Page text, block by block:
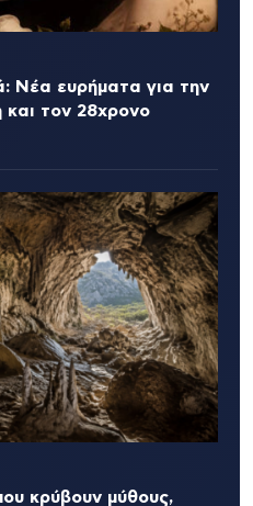
Νέα ευρήματα για την
τον 28χρονο
κρύβουν μύθους,